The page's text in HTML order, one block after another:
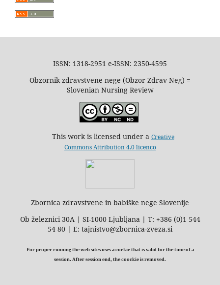
ISSN: 1318-2951 e-ISSN: 2350-4595
Obzornik zdravstvene nege (Obzor Zdrav Neg) =
Slovenian Nursing Review
This work is licensed under a Creative
Commons Attribution 4.0 licenco
Zbornica zdravstvene in babiške nege Slovenije
Ob železnici 30A | SI-1000 Ljubljana | T: +386 (0)1 544
54 80 | E: tajnistvo@zbornica-zveza.si
For proper running the web sites uses a cockie that is valid for the time of a
session. After session end, the coockie is removed.